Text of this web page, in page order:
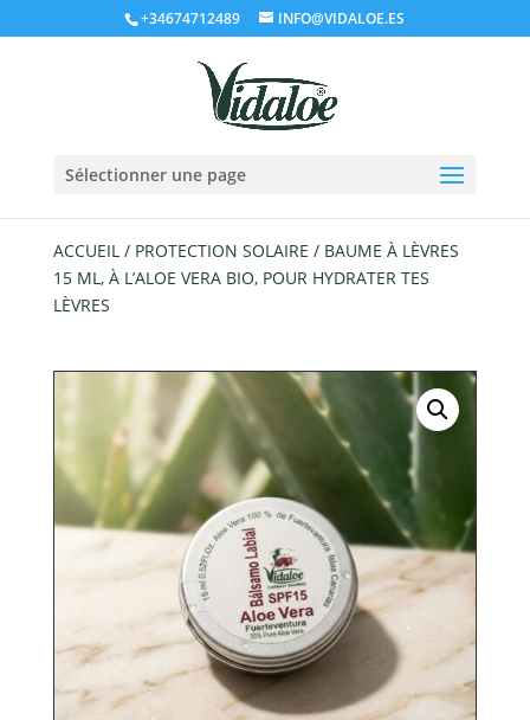
+34674712489 INFO@VIDALOE.ES
Sélectionner une page
ACCUEIL/ PROTECTION SOLAIRE / BAUME À LÈVRES
15 ML, À L’ALOE VERA BIO, POUR HYDRATER TES
LÈVRES